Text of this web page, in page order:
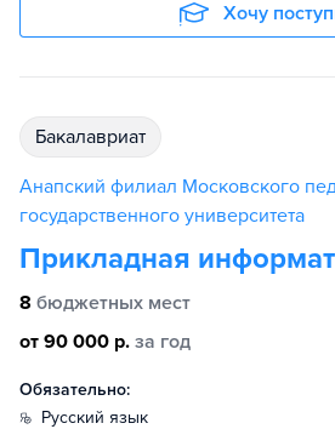
Хочу
бакалавриат
Анапский филиал Московского
государственного университета
Прикладная
8 бюджетных мест
от 90 000 р. за год
Обязательно:
русский язык